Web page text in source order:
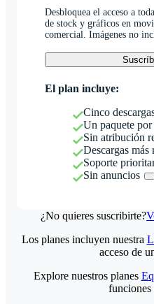
Desbloquea el acceso a
de stock y gráficos en
comercial. Imágenes no
El plan incluye:
Cinco
Un paquete por
Sin atribución
Descargas más
Soporte
Sin anuncios
¿No quieres suscribirte?
Los planes incluyen nuestra
acceso de
Explore nuestros planes
funciones